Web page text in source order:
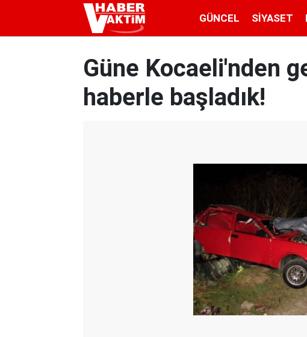
GÜNCEL SIYASET
Güne Kocaeli'nden
haberle başladık!